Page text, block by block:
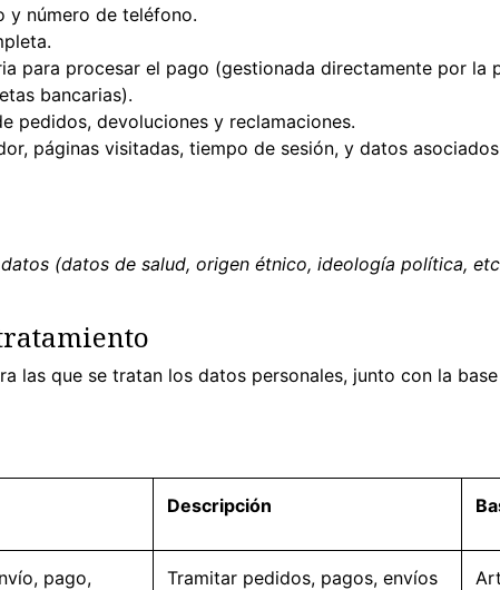
y número de teléfono.
para procesar el pago (gestionada directamente por la
bancarias).
pedidos, devoluciones y reclamaciones.
páginas visitadas, tiempo de sesión, y datos
(datos de salud, origen étnico, ideología política,
las que se tratan los datos personales, junto con la
Descripción
pago,
Tramitar pedidos, pagos, envíos